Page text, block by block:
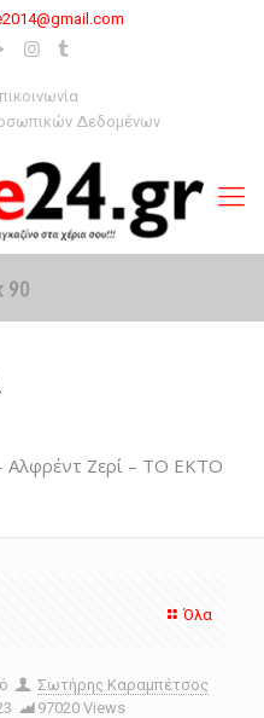
Δεδομένων
Ζερί – ΤΟ ΕΚΤΟ
Όλα
Σωτήρης Καραμπέτσος
97020 Views